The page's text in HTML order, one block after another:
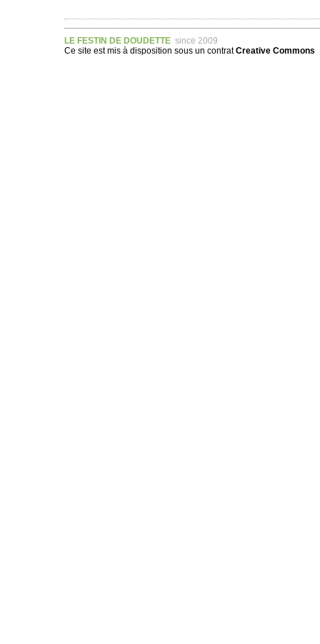
LE FESTIN DE DOUDETTE since 2009
Ce site est mis à disposition sous un contratCreative Commons